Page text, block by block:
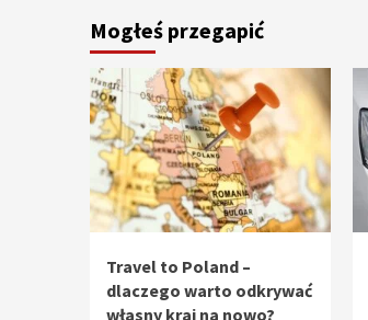
Mogłeś przegapić
Travel to Poland –
dlaczego warto odkrywać
własny kraj na nowo?